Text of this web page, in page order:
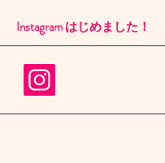
Instagram はじめました！​